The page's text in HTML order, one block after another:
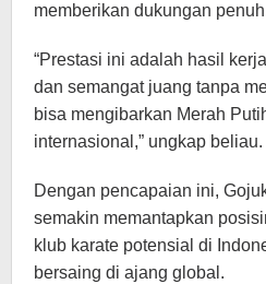
memberikan dukungan
“Prestasi ini adalah hasil
dan semangat juang tanpa
bisa mengibarkan Merah
internasional,” ungkap beliau.
Dengan pencapaian ini,
semakin memantapkan
klub karate potensial di
bersaing di ajang global.